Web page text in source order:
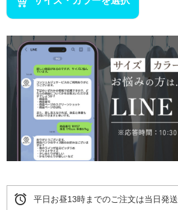
alarm 平日お昼13時までのご注文は当日発送